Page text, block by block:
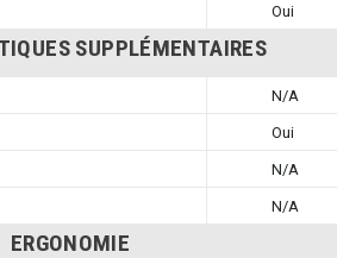
Oui
SUPPLÉMENTAIRES
N/A
Oui
N/A
N/A
ERGONOMIE